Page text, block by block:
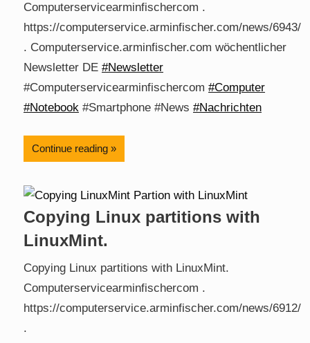
Computerservicearminfischercom .
https://computerservice.arminfischer.com/news/6943/
. Computerservice.arminfischer.com wöchentlicher
Newsletter DE #Newsletter
#Computerservicearminfischercom #Computer
#Notebook #Smartphone #News #Nachrichten
Continue reading
Copying Linux partitions with
LinuxMint.
Copying Linux partitions with LinuxMint.
Computerservicearminfischercom .
https://computerservice.arminfischer.com/news/6912/
.